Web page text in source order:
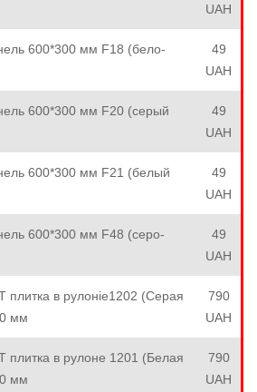
UAH
600*300 мм F18 (бело-
49
UAH
600*300 мм F20 (серый
49
UAH
600*300 мм F21 (белый
49
UAH
600*300 мм F48 (серо-
49
UAH
в рулоніе1202 (Серая
мм
790
UAH
в рулоне 1201 (Белая
мм
790
UAH